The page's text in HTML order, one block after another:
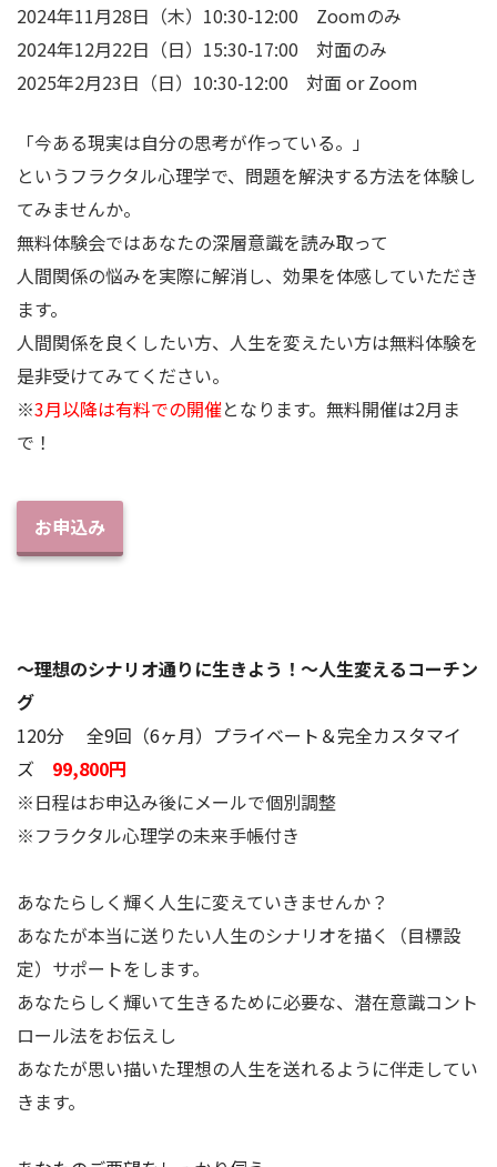
2024年11月28日（木）10:30-12:00 Zoomのみ
2024年12月22日（日）15:30-17:00 対面のみ
2025年2月23日（日）10:30-12:00 対面 or Zoom
「今ある現実は自分の思考が作っている。」
というフラクタル心理学で、問題を解決する方法を体験し
てみませんか。
無料体験会ではあなたの深層意識を読み取って
人間関係の悩みを実際に解消し、効果を体感していただき
ます。
人間関係を良くしたい方、人生を変えたい方は無料体験を
是非受けてみてください。
※3月以降は有料での開催となります。無料開催は2月ま
で！
お申込み
～理想のシナリオ通りに生きよう！～人生変えるコーチン
グ
120分 全9回（6ヶ月）プライベート＆完全カスタマイ
ズ 99,800円
※日程はお申込み後にメールで個別調整
※フラクタル心理学の未来手帳付き
あなたらしく輝く人生に変えていきませんか？
あなたが本当に送りたい人生のシナリオを描く（目標設
定）サポートをします。
あなたらしく輝いて生きるために必要な、潜在意識コント
ロール法をお伝えし
あなたが思い描いた理想の人生を送れるように伴走してい
きます。